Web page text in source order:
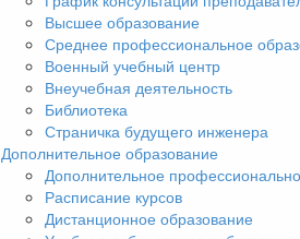
Высшее образование
Среднее профессиональное
Военный учебный центр
Внеучебная деятельность
Библиотека
Страничка будущего инженера
Дополнительное образование
Дополнительное
Расписание курсов
Дистанционное образование